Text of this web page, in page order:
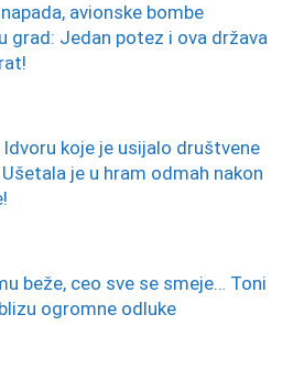
avionske bombe
grad: Jedan potez i ova država
Idvoru koje je usijalo društvene
je u hram odmah nakon
beže, ceo sve se smeje… Toni
ogromne odluke